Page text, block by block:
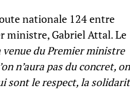
nationale 124 entre
ministre, Gabriel Attal. Le
venue du Premier ministre
n’aura pas du concret, on
sont le respect, la